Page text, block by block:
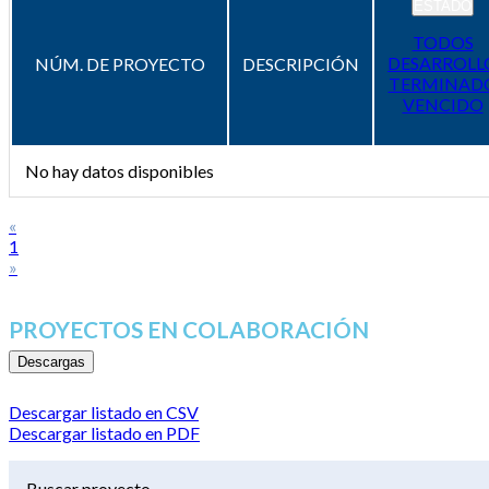
NÚM. DE PROYECTO DESCRIPCIÓN
TODOS
VENCIDO
No hay datos disponibles
«
1
»
PROYECTOS EN COLABORACIÓN
Descargas
Descargar listado en CSV
Descargar listado en PDF